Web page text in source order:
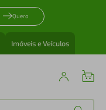
Quero
Imóveis e Veículos